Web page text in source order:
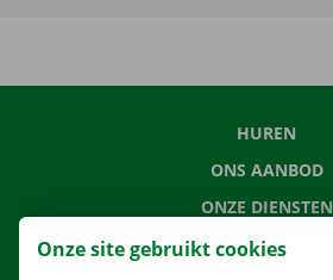
HUREN
ONS AANBOD
ONZE DIENSTEN
LOCATIES
Onze site gebruikt cookies